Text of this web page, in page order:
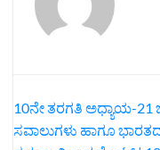
10ನೇ ತರಗತಿ ಅಧ್ಯಾಯ-21
ಸವಾಲುಗಳು ಹಾಗೂ ಭಾರತದ